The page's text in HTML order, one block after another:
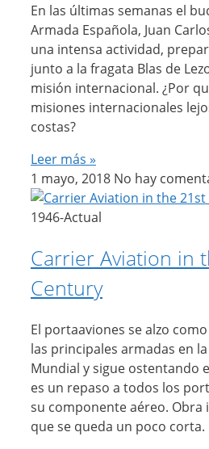
En las últimas semanas el
Armada Española, Juan
una intensa actividad,
junto a la fragata Blas de
misión internacional. ¿Por
misiones internacionales
costas?
Leer más »
1 mayo, 2018 No hay
1946-Actual
Carrier Aviation in
Century
El portaaviones se alzo
las principales armadas en
Mundial y sigue ostentando
es un repaso a todos los
su componente aéreo. Obra
que se queda un poco corta.